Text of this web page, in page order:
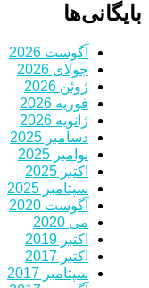
بایگانی‌ها
آگوست 2026
جولای 2026
ژوئن 2026
فوریه 2026
ژانویه 2026
دسامبر 2025
نوامبر 2025
اکتبر 2025
سپتامبر 2025
آگوست 2020
می 2020
اکتبر 2019
اکتبر 2017
سپتامبر 2017